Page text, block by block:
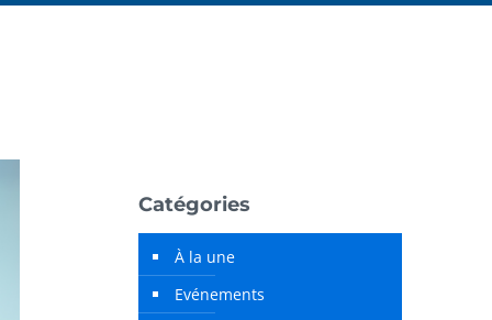
Catégories
À la une
Evénements